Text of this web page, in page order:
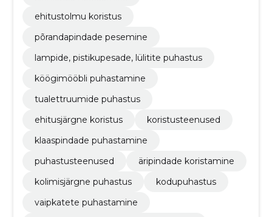
ehitustolmu koristus
põrandapindade pesemine
lampide, pistikupesade, lülitite puhastus
köögimööbli puhastamine
tualettruumide puhastus
ehitusjärgne koristus
koristusteenused
klaaspindade puhastamine
puhastusteenused
äripindade koristamine
kolimisjärgne puhastus
kodupuhastus
vaipkatete puhastamine